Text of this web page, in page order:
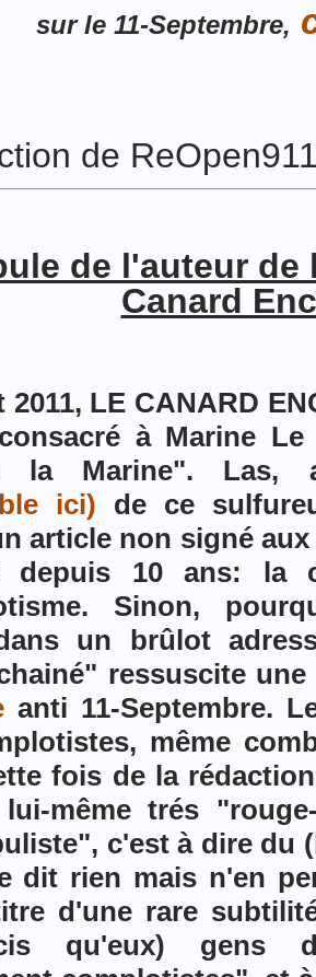
sur le 11-Septembre,
de
de l'auteur de
Canard
LE CANARD
à Marine
la Marine".
ici) de ce
article non signé
10 ans: la
Sinon,
un brûlot
ressuscite
anti 11-Septembre.
même
fois de la
lui-même trés
c'est à dire du
dit rien mais n'en
d'une rare
qu'eux) gens